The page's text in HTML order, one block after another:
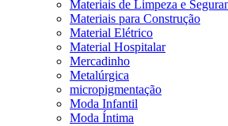
Materiais de Limpeza e
Materiais para Construção
Material Elétrico
Material Hospitalar
Mercadinho
Metalúrgica
micropigmentação
Moda Infantil
Moda Íntima